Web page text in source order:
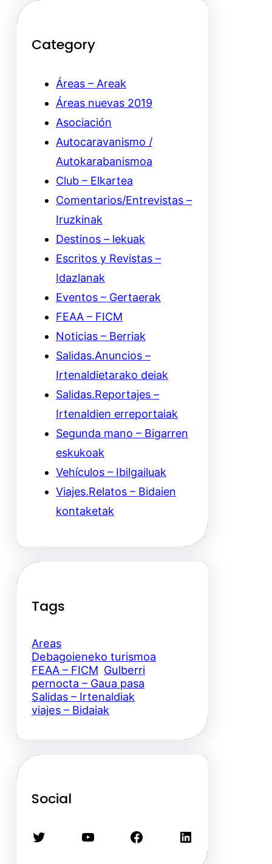
Category
Áreas – Areak
Áreas nuevas 2019
Asociación
Autocaravanismo /
Autokarabanismoa
Club – Elkartea
Comentarios/Entrevistas –
Iruzkinak
Destinos – lekuak
Escritos y Revistas –
Idazlanak
Eventos – Gertaerak
FEAA – FICM
Noticias – Berriak
Salidas.Anuncios –
Irtenaldietarako deiak
Salidas.Reportajes –
Irtenaldien erreportaiak
Segunda mano – Bigarren
eskukoak
Vehículos – Ibilgailuak
Viajes.Relatos – Bidaien
kontaketak
Tags
Areas
Debagoieneko turismoa
FEAA – FICM Gulberri
pernocta – Gaua pasa
Salidas – Irtenaldiak
viajes – Bidaiak
Social
Twitter YouTube Facebook LinkedIn